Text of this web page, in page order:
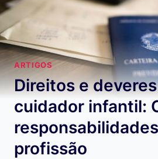
ARTIGOS
Direitos e
cuidador infantil:
profissão